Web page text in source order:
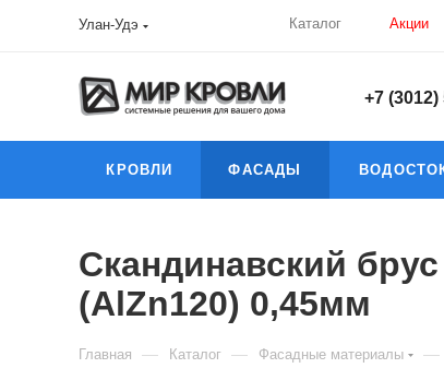
Улан-Удэ Каталог Акции
+7 (3012)
КРОВЛИ ФАСАДЫ
Скандинавский
(AlZn120) 0,45мм
Главная — Каталог — Фасадные материалы —